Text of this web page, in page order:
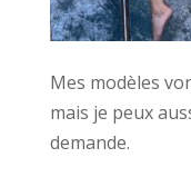
Mes modèles
mais je peux
demande.